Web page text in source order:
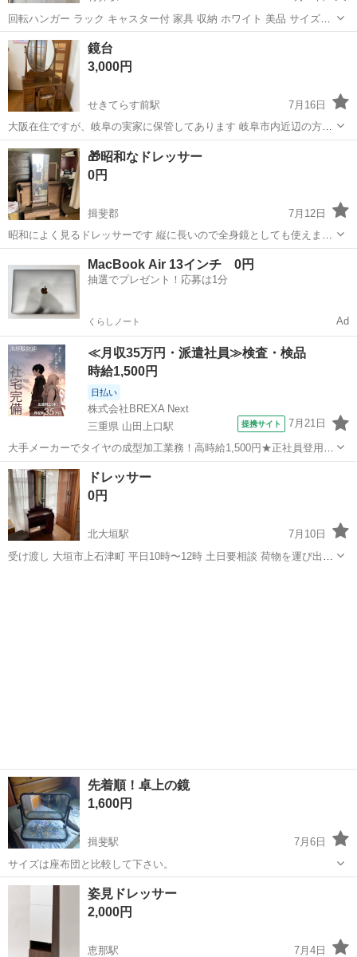
回転ハンガー ラック キャスター付 家具 収納 ホワイト 美品 サイズ
(約)上段100cm下段75cm長尺65×195cm 10時～18時引取り可能です。
よろしくお願いします。
岐阜 羽島市 竹鼻駅
鏡台
3,000円
せきてらす前駅
7月16日
大阪在住ですが、岐阜の実家に保管してあります 岐阜市内近辺の方と
お取り引き希望です 30年前に購入したレトロな鏡台です 写真ではわか
りにくいですが左下にコンセントがあり、ドライヤーなどを使用でき
ます 目立つ汚れや傷はありませ...
岐阜 岐阜市 せきてらす前駅
🎁昭和なドレッサー
0円
揖斐郡
7月12日
昭和によく見るドレッサーです 縦に長いので全身鏡としても使えます
自己紹介のところに詳しい引渡しなどが書いてありますのでそちらご
覧になってからメッセージください
揖斐郡 ドレッサー
MacBook Air 13インチ 0円
抽選でプレゼント！応募は1分
くらしノート Ad
≪月収35万円・派遣社員≫検査・検品
時給1,500円
日払い
株式会社BREXA Next
三重県 山田上口駅
提携サイト 7月21日
大手メーカーでタイヤの成型加工業務！高時給1,500円★正社員登用制
度あり！ワンルーム寮完備！マイカー通勤OK！無料駐車場あり！《三
重県伊勢市》 人気の工場のお仕事 ◇タイヤの製造◇ トラック・バ
ス・RV車用を中心とした...
三重 伊勢市 山田上口駅
ドレッサー
0円
北大垣駅
7月10日
受け渡し 大垣市上石津町 平日10時〜12時 土日要相談 荷物を運び出す
先着順！卓上の鏡
1,600円
揖斐駅
7月6日
サイズは座布団と比較して下さい。
岐阜 揖斐郡 揖斐駅 ドレッサー
姿見ドレッサー
2,000円
恵那駅
7月4日